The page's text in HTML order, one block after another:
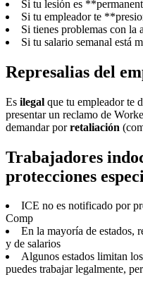
Si tu lesión es
Si tu empleador te
Si tienes problemas con la
Si tu salario semanal está
Represalias del
Es ilegal que tu empleador te
presentar un reclamo de
demandar porretaliación
Trabajadores
protecciones
ICE no es notificado por
Comp
En la mayoría de estados,
y de salarios
Algunos estados limitan
puedes trabajar legalmente,